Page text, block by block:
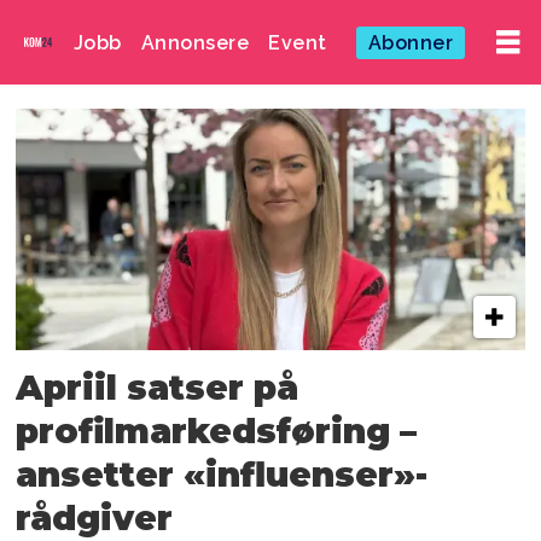
Jobb Annonsere Event Abonner
Emne:
profilmarkedsføring
Apriil satser på
profilmarkedsføring –
ansetter «influenser»-
rådgiver